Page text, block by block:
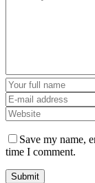
Save my name,
time I comment.